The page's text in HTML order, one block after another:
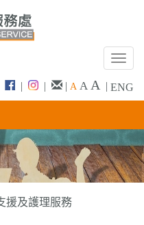
T
g
n
a
v
| | | A A A | ENG
援及護理服務